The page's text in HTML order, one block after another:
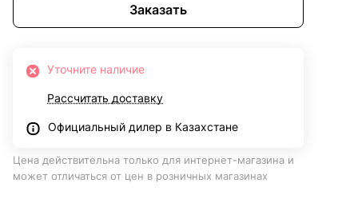
Заказать
Уточните наличие
Рассчитать доставку
Официальный дилер в Казахстане
Цена действительна только для интернет-магазина и
может отличаться от цен в розничных магазинах